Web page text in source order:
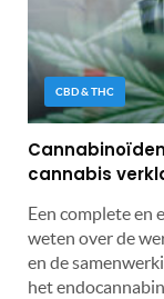
CBD & THC
cannabis
Een complete en
weten over de
en de
het